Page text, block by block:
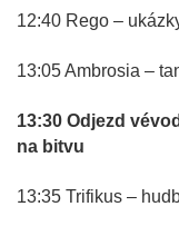
12:40 Rego –
13:05 Ambrosia –
13:30 Odjezd
na bitvu
13:35 Trifikus –